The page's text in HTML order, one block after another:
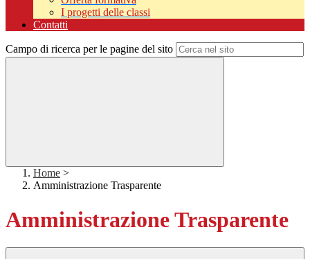
I progetti delle classi
Contatti
Campo di ricerca per le pagine del sito
Home >
Amministrazione Trasparente
Amministrazione Trasparente